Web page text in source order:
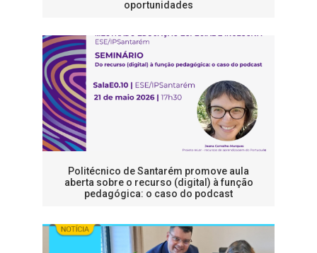
oportunidades
Politécnico de Santarém promove aula
aberta sobre o recurso (digital) à função
pedagógica: o caso do podcast